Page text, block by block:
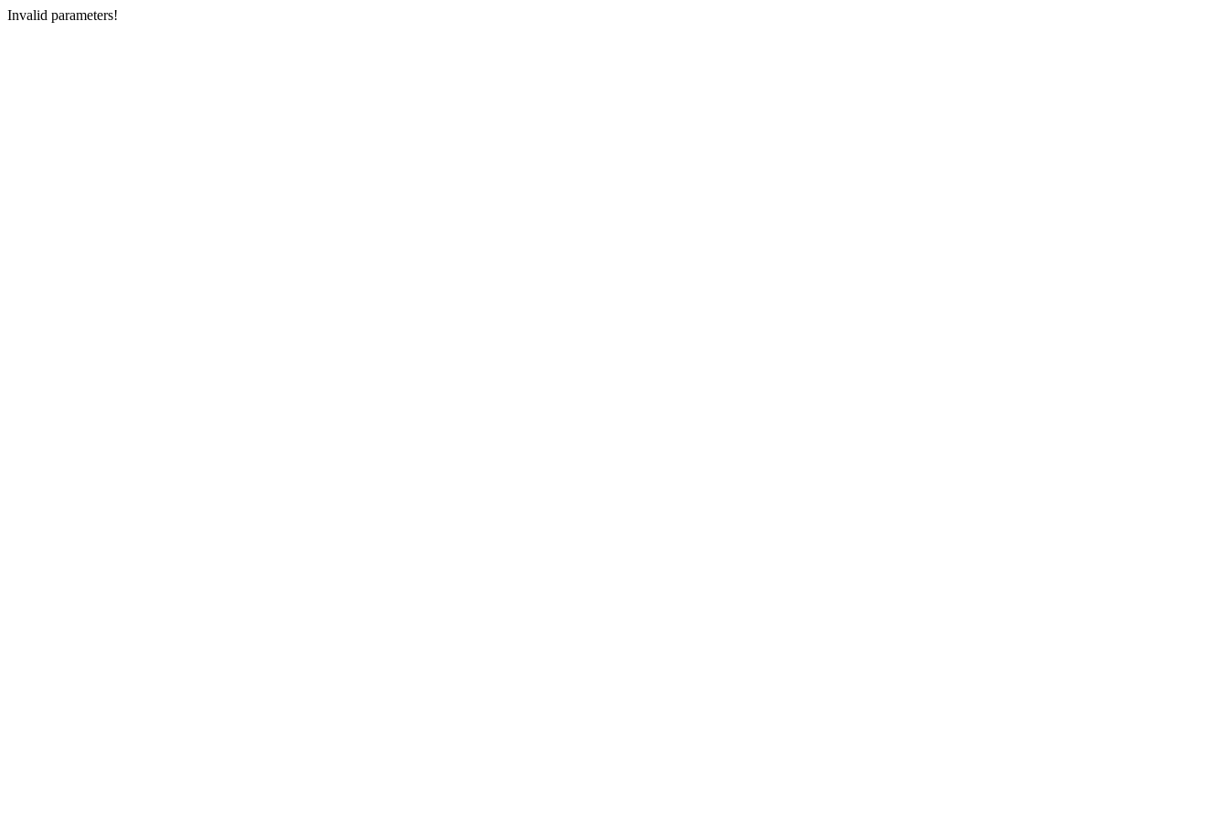
Invalid parameters!